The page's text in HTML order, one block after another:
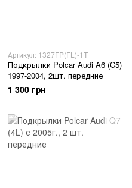
Артикул: 1327FP(FL)-1T
Подкрылки Polcar Audi A6 (C5)
1997-2004, 2шт. передние
1 300 грн